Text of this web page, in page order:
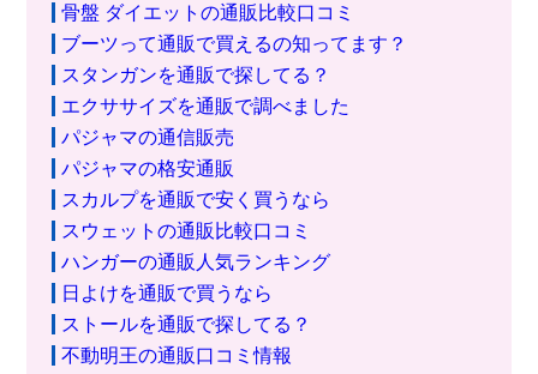
骨盤 ダイエットの通販比較口コミ
ブーツって通販で買えるの知ってます？
スタンガンを通販で探してる？
エクササイズを通販で調べました
パジャマの通信販売
パジャマの格安通販
スカルプを通販で安く買うなら
スウェットの通販比較口コミ
ハンガーの通販人気ランキング
日よけを通販で買うなら
ストールを通販で探してる？
不動明王の通販口コミ情報